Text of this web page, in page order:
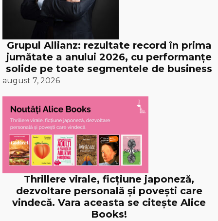
Grupul Allianz: rezultate record în prima
jumătate a anului 2026, cu performanțe
solide pe toate segmentele de business
august 7, 2026
Thrillere virale, ficțiune japoneză,
dezvoltare personală și povești care
vindecă. Vara aceasta se citește Alice
Books!